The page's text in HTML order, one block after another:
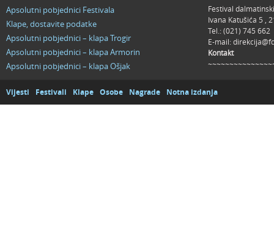
Apsolutni pobjednici Festivala
Klape, dostavite podatke
Apsolutni pobjednici – klapa Trogir
Apsolutni pobjednici – klapa Armorin
Apsolutni pobjednici – klapa Ošjak
Festival
Ivana Katušića 5 ,
Tel.: (021) 745 662
E-mail:
Kontakt
Vijesti Festivali Klape Osobe Nagrade Notna izdanja